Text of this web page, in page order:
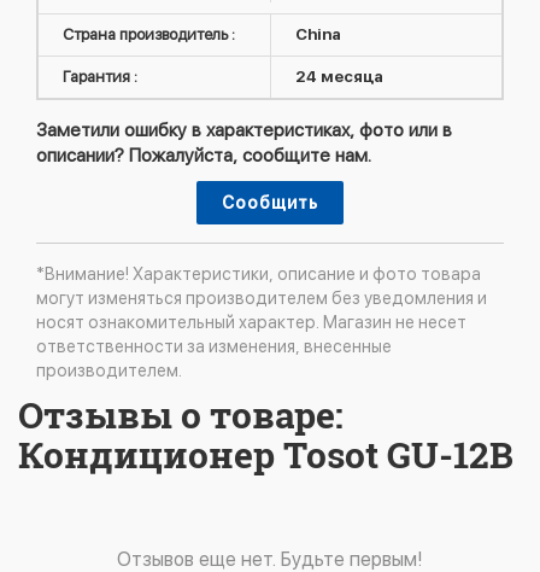
Страна производитель : China
Гарантия : 24 месяца
Заметили ошибку в характеристиках, фото или в
описании? Пожалуйста, сообщите нам.
Сообщить
*Внимание! Характеристики, описание и фото товара
могут изменяться производителем без уведомления и
носят ознакомительный характер. Магазин не несет
ответственности за изменения, внесенные
производителем.
Отзывы о товаре:
Кондиционер Tosot GU-12B
Отзывов еще нет. Будьте первым!